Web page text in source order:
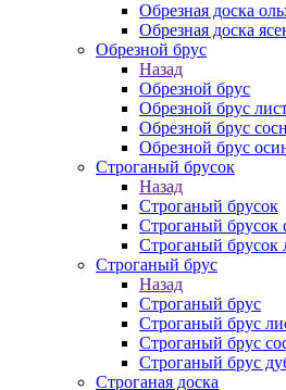
Обрезная доска
Обрезная доска
Обрезной брус
Назад
Обрезной брус
Обрезной брус
Обрезной брус
Обрезной брус
Строганый брусок
Назад
Строганый брусок
Строганый брусок
Строганый брусок
Строганый брус
Назад
Строганый брус
Строганый брус
Строганый брус
Строганый брус
Строганая доска